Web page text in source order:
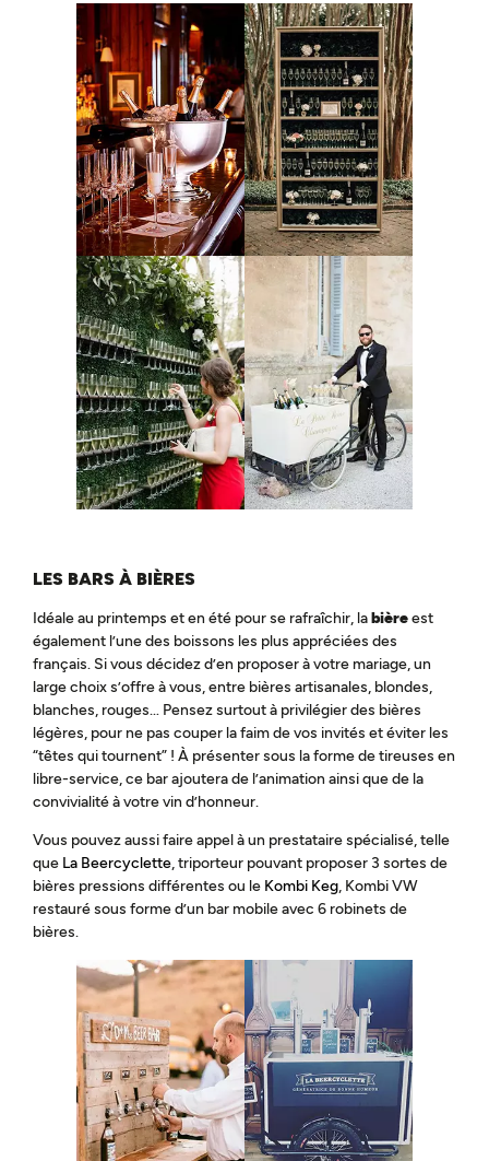
LES BARS À BIÈRES
Idéale au printemps et en été pour se rafraîchir, labièreest
également l’une des boissons les plus appréciées des
français. Si vous décidez d’en proposer à votre mariage, un
large choix s’offre à vous, entre bières artisanales, blondes,
blanches, rouges… Pensez surtout à privilégier des bières
légères, pour ne pas couper la faim de vos invités et éviter les
“têtes qui tournent” ! À présenter sous la forme de tireuses en
libre-service, ce bar ajoutera de l’animation ainsi que de la
convivialité à votre vin d’honneur.
Vous pouvez aussi faire appel à un prestataire spécialisé, telle
que La Beercyclette, triporteur pouvant proposer 3 sortes de
bières pressions différentes ou le Kombi Keg, Kombi VW
restauré sous forme d’un bar mobile avec 6 robinets de
bières.